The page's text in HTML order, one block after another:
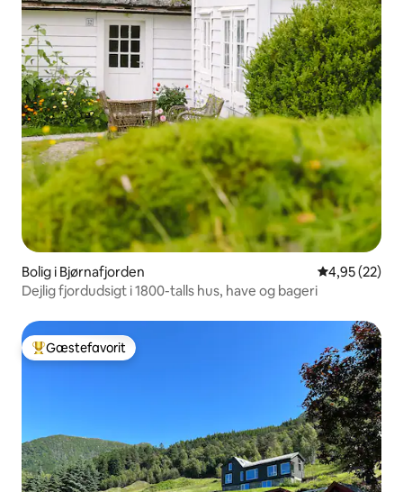
Bolig i Bjørnafjorden 4,95 ud af 5 i
4,95 (22)
Dejlig fjordudsigt i 1800-talls hus, have og bageri
Bedste gæstefavorit
Gæstefavorit